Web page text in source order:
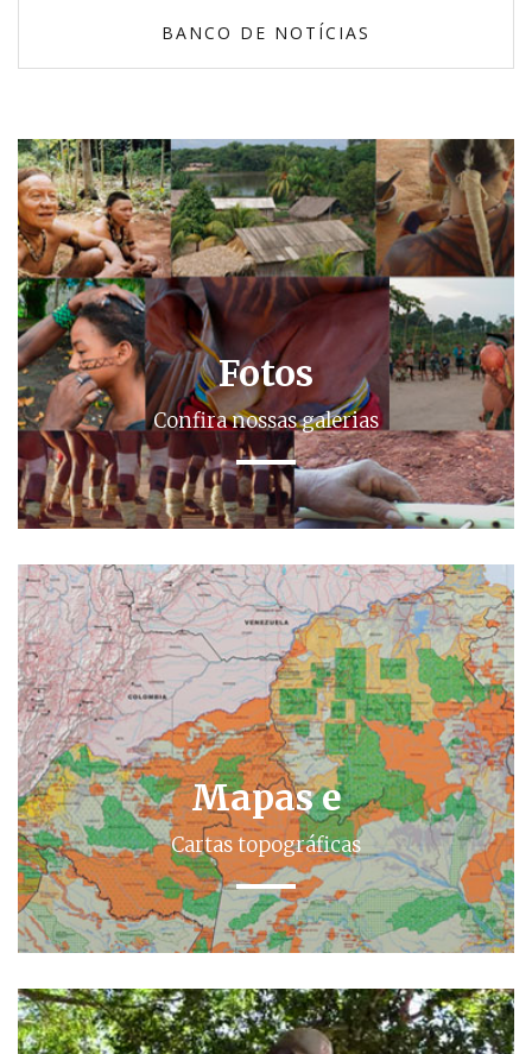
BANCO DE NOTÍCIAS
Fotos
Confira nossas galerias
Mapas e
Cartas topográficas